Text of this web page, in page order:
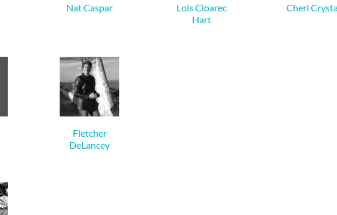
Nat Caspar
Lois Cloarec
Hart
Cheri
Fletcher
DeLancey